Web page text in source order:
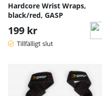
Hardcore Wrist Wraps,
black/red, GASP
199 kr
Tillfälligt slut